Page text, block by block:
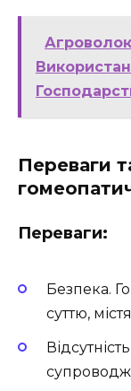
Переваги
Переваги:
Безпека.
суттю,